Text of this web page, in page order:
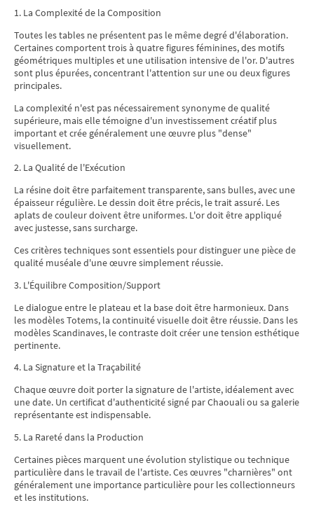
1. La Complexité de la Composition
Toutes les tables ne présentent pas le même degré d'élaboration.
Certaines comportent trois à quatre figures féminines, des motifs
géométriques multiples et une utilisation intensive de l'or. D'autres
sont plus épurées, concentrant l'attention sur une ou deux figures
principales.
La complexité n'est pas nécessairement synonyme de qualité
supérieure, mais elle témoigne d'un investissement créatif plus
important et crée généralement une œuvre plus "dense"
visuellement.
2. La Qualité de l'Exécution
La résine doit être parfaitement transparente, sans bulles, avec une
épaisseur régulière. Le dessin doit être précis, le trait assuré. Les
aplats de couleur doivent être uniformes. L'or doit être appliqué
avec justesse, sans surcharge.
Ces critères techniques sont essentiels pour distinguer une pièce de
qualité muséale d'une œuvre simplement réussie.
3. L'Équilibre Composition/Support
Le dialogue entre le plateau et la base doit être harmonieux. Dans
les modèles Totems, la continuité visuelle doit être réussie. Dans les
modèles Scandinaves, le contraste doit créer une tension esthétique
pertinente.
4. La Signature et la Traçabilité
Chaque œuvre doit porter la signature de l'artiste, idéalement avec
une date. Un certificat d'authenticité signé par Chaouali ou sa galerie
représentante est indispensable.
5. La Rareté dans la Production
Certaines pièces marquent une évolution stylistique ou technique
particulière dans le travail de l'artiste. Ces œuvres "charnières" ont
généralement une importance particulière pour les collectionneurs
et les institutions.